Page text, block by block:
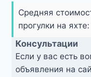
Средняя
прогулки на яхте:
Консультации
Если у вас есть
объявления на